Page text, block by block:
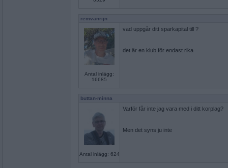
remvanrijn
Antal inlägg:
16685
vad uppgår ditt sparkapital till ?
det är en klub för endast rika
buttan-minna
Antal inlägg: 624
Varför får inte jag vara med i ditt korplag?
Men det syns ju inte